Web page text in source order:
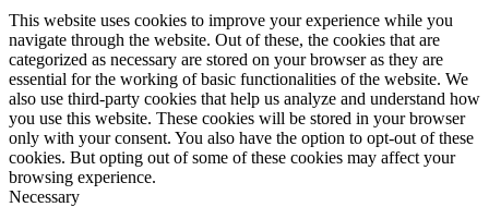
This website uses cookies to improve your experience while you
navigate through the website. Out of these, the cookies that are
categorized as necessary are stored on your browser as they are
essential for the working of basic functionalities of the website. We
also use third-party cookies that help us analyze and understand how
you use this website. These cookies will be stored in your browser
only with your consent. You also have the option to opt-out of these
cookies. But opting out of some of these cookies may affect your
browsing experience.
Necessary